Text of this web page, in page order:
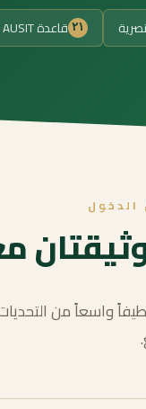
٢١ قاعدة AUSIT مطبقة
واسعاً من التحديات